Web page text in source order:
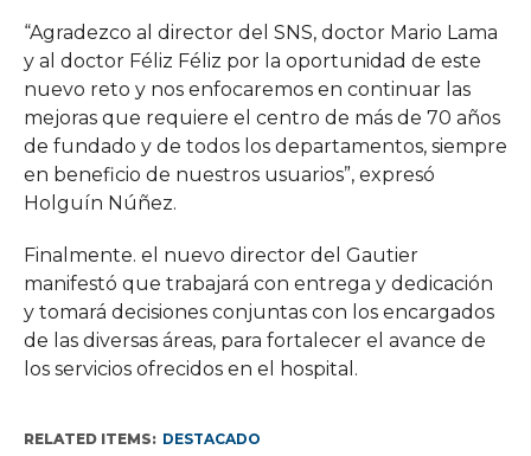
“Agradezco al director del SNS, doctor Mario Lama
y al doctor Féliz Féliz por la oportunidad de este
nuevo reto y nos enfocaremos en continuar las
mejoras que requiere el centro de más de 70 años
de fundado y de todos los departamentos, siempre
en beneficio de nuestros usuarios”, expresó
Holguín Núñez.
Finalmente. el nuevo director del Gautier
manifestó que trabajará con entrega y dedicación
y tomará decisiones conjuntas con los encargados
de las diversas áreas, para fortalecer el avance de
los servicios ofrecidos en el hospital.
RELATED ITEMS: DESTACADO